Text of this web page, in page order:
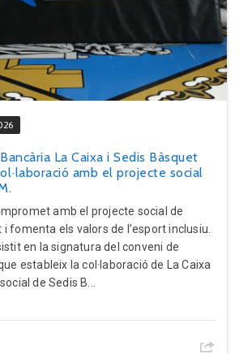
La Caixa i Sedis Bàsquet
amb el projecte social
amb el projecte social de
i fomenta els valors de l’esport inclusiu.
en la signatura del conveni de
estableix la col·laboració de La Caixa
de Sedis B...